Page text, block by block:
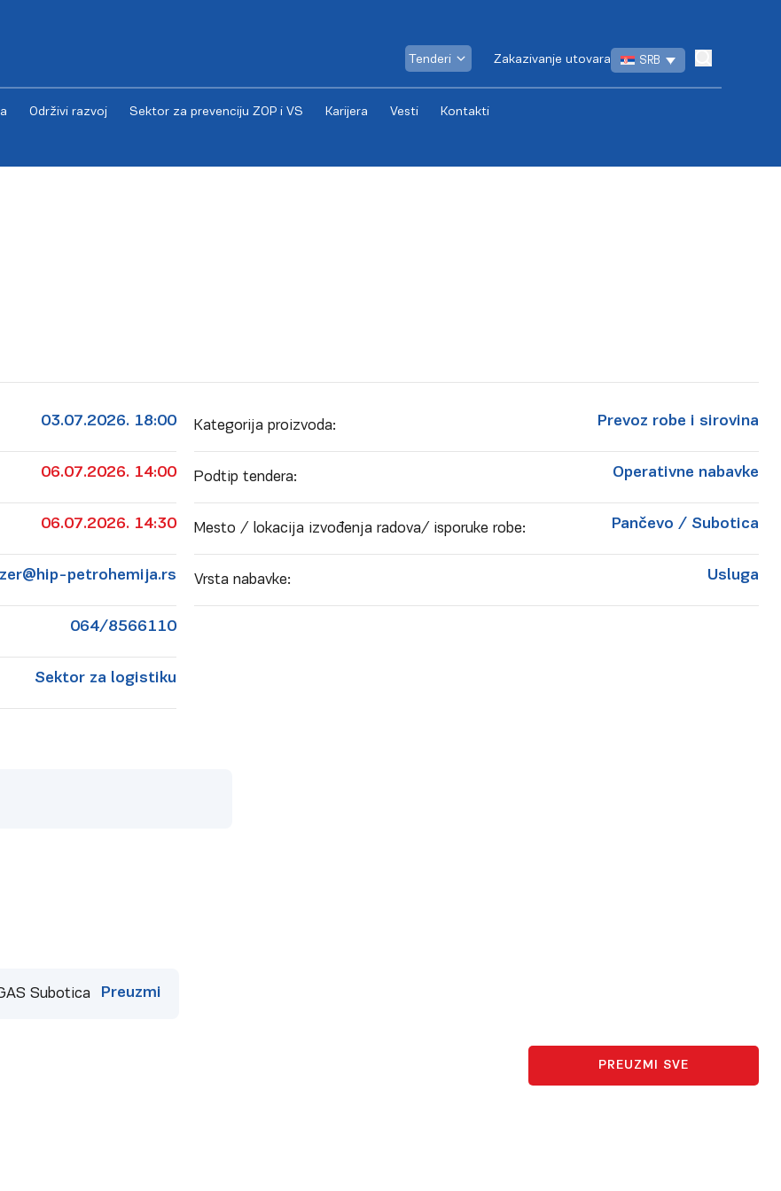
Tenderi Zakazivanje utovara SRB
Održivi razvoj Sektor za prevenciju ZOP i VS Karijera Vesti Kontakti
03.07.2026. 18:00
06.07.2026. 14:00
06.07.2026. 14:30
petrohemija.rs
064/8566110
Sektor za logistiku
Kategorija proizvoda: Prevoz robe i sirovina
Podtip tendera: Operativne nabavke
Mesto / lokacija izvođenja radova/ isporuke robe: Pančevo / Subotica
Vrsta nabavke: Usluga
Subotica Preuzmi
PREUZMI SVE